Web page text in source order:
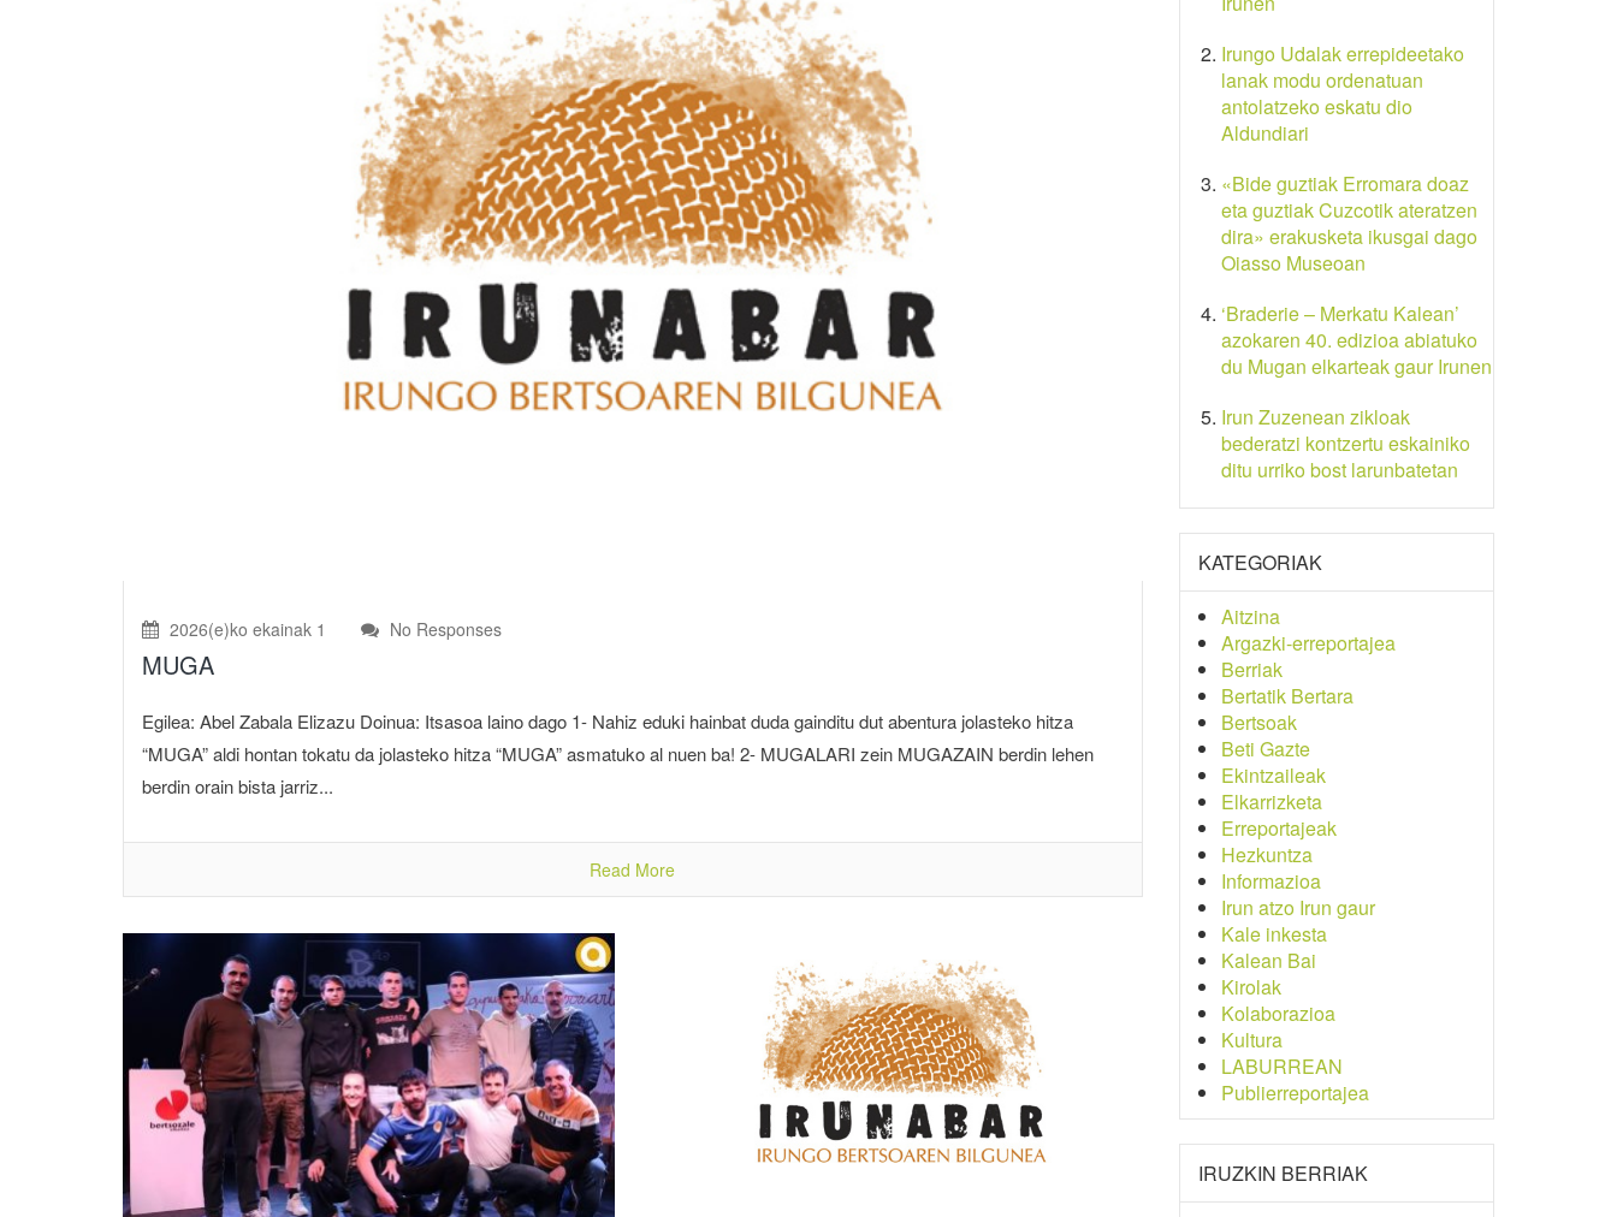
2026(e)ko ekainak 1 No Responses
MUGA
Egilea: Abel Zabala Elizazu Doinua: Itsasoa laino dago 1- Nahiz eduki hainbat duda gainditu dut abentura jolasteko hitza
“MUGA” aldi hontan tokatu da jolasteko hitza “MUGA” asmatuko al nuen ba! 2- MUGALARI zein MUGAZAIN berdin lehen
berdin orain bista jarriz...
Read More
Irungo Udalak errepideetako
lanak modu ordenatuan
antolatzeko eskatu dio
Aldundiari
«Bide guztiak Erromara doaz
eta guztiak Cuzcotik ateratzen
dira» erakusketa ikusgai dago
Oiasso Museoan
‘Braderie – Merkatu Kalean’
azokaren 40. edizioa abiatuko
du Mugan elkarteak gaur Irunen
Irun Zuzenean zikloak
bederatzi kontzertu eskainiko
ditu urriko bost larunbatetan
KATEGORIAK
Aitzina
Argazki-erreportajea
Berriak
Bertatik Bertara
Bertsoak
Beti Gazte
Ekintzaileak
Elkarrizketa
Erreportajeak
Hezkuntza
Informazioa
Irun atzo Irun gaur
Kale inkesta
Kalean Bai
Kirolak
Kolaborazioa
Kultura
LABURREAN
Publierreportajea
IRUZKIN BERRIAK